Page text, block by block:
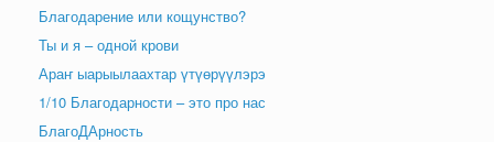
Благодарение или кощунство?
Ты и я – одной крови
Араҥ ыарыылаахтар үтүөрүүлэрэ
1/10 Благодарности – это про нас
БлагоДАрность